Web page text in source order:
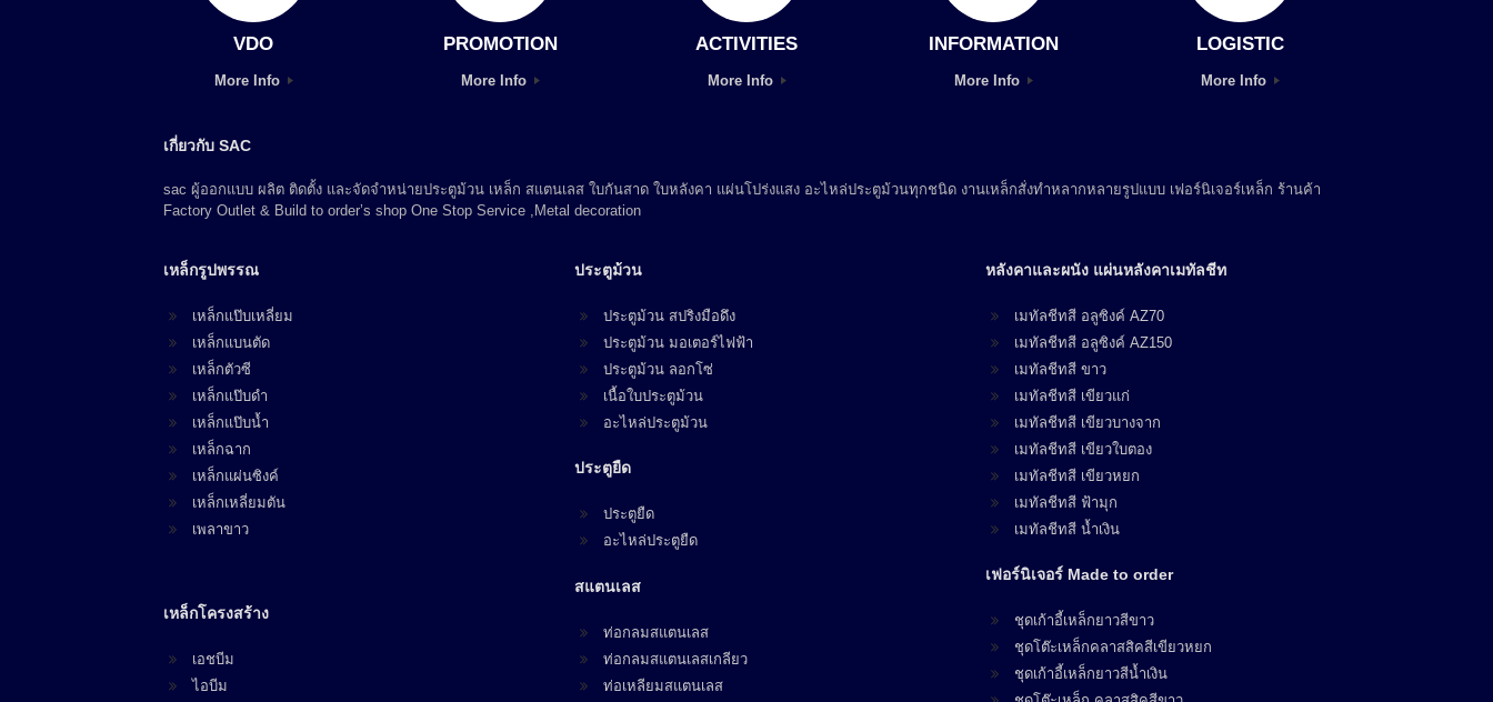
VDO
More Info
PROMOTION
More Info
ACTIVITIES
More Info
INFORMATION
More Info
LOGISTIC
More Info
เกี่ยวกับ SAC
sac ผู้ออกแบบ ผลิต ติดตั้ง และจัดจำหน่ายประตูม้วน เหล็ก สแตนเลส ใบกันสาด ใบหลังคา แผ่นโปร่งแสง อะไหล่ประตูม้วนทุกชนิด งานเหล็กสั่งทำหลากหลายรูปแบบ เฟอร์นิเจอร์เหล็ก ร้านค้า
Factory Outlet & Build to order’s shop One Stop Service ,Metal decoration
เหล็กรูปพรรณ
เหล็กแป๊บเหลี่ยม
เหล็กแบนตัด
เหล็กตัวซี
เหล็กแป๊บดำ
เหล็กแป๊บน้ำ
เหล็กฉาก
เหล็กแผ่นซิงค์
เหล็กเหลี่ยมตัน
เพลาขาว
เหล็กโครงสร้าง
เอชบีม
ไอบีม
ประตูม้วน
ประตูม้วน สปริงมือดึง
ประตูม้วน มอเตอร์ไฟฟ้า
ประตูม้วน ลอกโซ่
เนื้อใบประตูม้วน
อะไหล่ประตูม้วน
ประตูยืด
ประตูยืด
อะไหล่ประตูยืด
สแตนเลส
ท่อกลมสแตนเลส
ท่อกลมสแตนเลสเกลียว
ท่อเหลียมสแตนเลส
หลังคาและผนัง แผ่นหลังคาเมทัลชีท
เมทัลชีทสี อลูซิงค์ AZ70
เมทัลชีทสี อลูซิงค์ AZ150
เมทัลชีทสี ขาว
เมทัลชีทสี เขียวแก่
เมทัลชีทสี เขียวบางจาก
เมทัลชีทสี เขียวใบตอง
เมทัลชีทสี เขียวหยก
เมทัลชีทสี ฟ้ามุก
เมทัลชีทสี น้ำเงิน
เฟอร์นิเจอร์ Made to order
ชุดเก้าอี้เหล็กยาวสีขาว
ชุดโต๊ะเหล็กคลาสสิคสีเขียวหยก
ชุดเก้าอี้เหล็กยาวสีน้ำเงิน